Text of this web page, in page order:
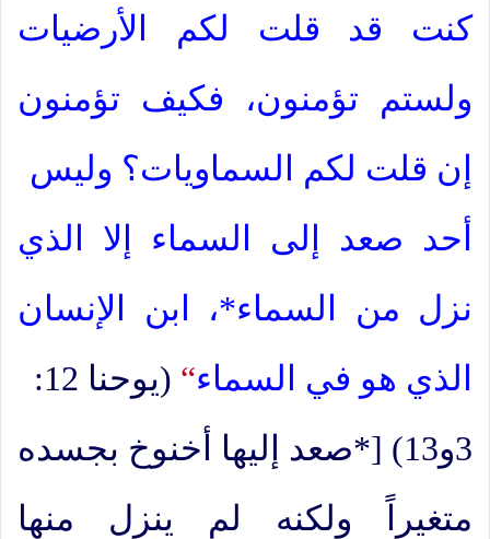
كنت قد قلت لكم الأرضيات
ولستم تؤمنون، فكيف تؤمنون
إن قلت لكم السماويات؟ وليس
أحد صعد إلى السماء إلا الذي
نزل من السماء*، ابن الإنسان
الذي هو في السماء“ (يوحنا 12:
3و13) [*صعد إليها أخنوخ بجسده
متغيراً ولكنه لم ينزل منها